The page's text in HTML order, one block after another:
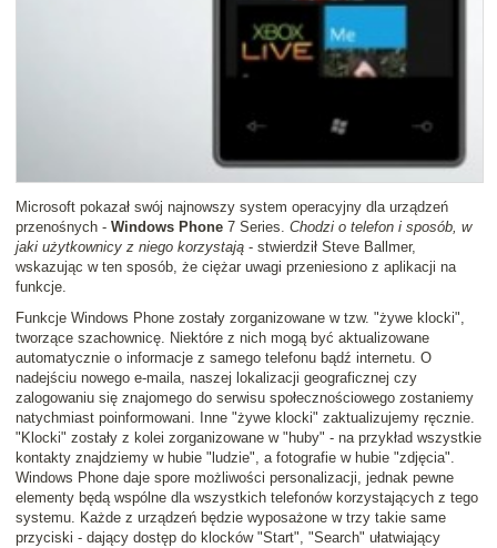
Microsoft pokazał swój najnowszy system operacyjny dla urządzeń
przenośnych - Windows Phone 7 Series. Chodzi o telefon i sposób, w
jaki użytkownicy z niego korzystają - stwierdził Steve Ballmer,
wskazując w ten sposób, że ciężar uwagi przeniesiono z aplikacji na
funkcje.
Funkcje Windows Phone zostały zorganizowane w tzw. "żywe klocki",
tworzące szachownicę. Niektóre z nich mogą być aktualizowane
automatycznie o informacje z samego telefonu bądź internetu. O
nadejściu nowego e-maila, naszej lokalizacji geograficznej czy
zalogowaniu się znajomego do serwisu społecznościowego zostaniemy
natychmiast poinformowani. Inne "żywe klocki" zaktualizujemy ręcznie.
"Klocki" zostały z kolei zorganizowane w "huby" - na przykład wszystkie
kontakty znajdziemy w hubie "ludzie", a fotografie w hubie "zdjęcia".
Windows Phone daje spore możliwości personalizacji, jednak pewne
elementy będą wspólne dla wszystkich telefonów korzystających z tego
systemu. Każde z urządzeń będzie wyposażone w trzy takie same
przyciski - dający dostęp do klocków "Start", "Search" ułatwiający